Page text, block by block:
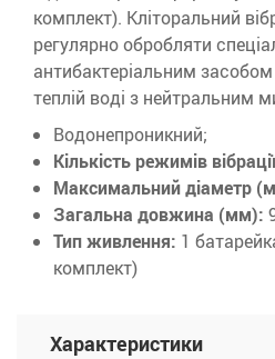
комплект). Кліторальний
регулярно обробляти
антибактеріальним
теплій воді з нейтральним
Водонепроникний;
Кількість режимів
Максимальний діаметр
Загальна довжина (мм):
Тип живлення: 1
комплект)
Характеристики